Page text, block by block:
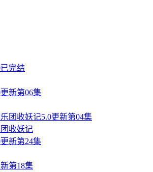
已完结
更新第06集
5.0更新第04集
收妖记
更新第24集
第18集